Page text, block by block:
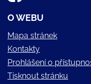
O WEBU
Mapa stránek
Kontakty
Prohlášení o
Tisknout stránku